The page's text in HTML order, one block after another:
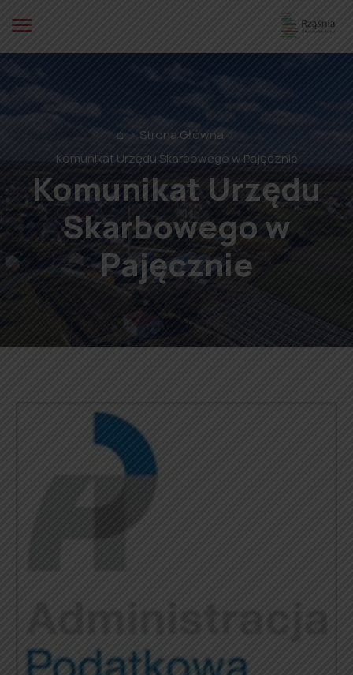
⌂
Strona Główna
Komunikat Urzędu Skarbowego w Pajęcznie
Komunikat Urzędu
Skarbowego w
Pajęcznie